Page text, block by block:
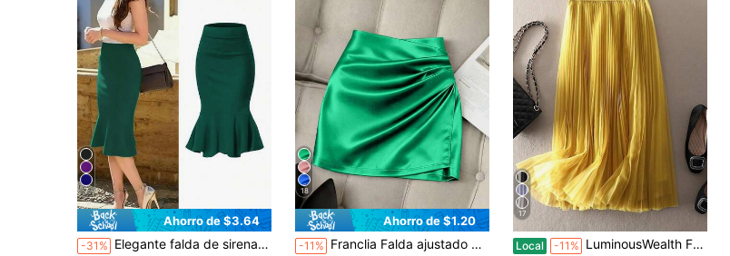
7
Ahorro de $3.64
-31% Elegante falda de sirena negra, diseño de cintura alta, dobladillo con volantes, lavable a máquina, adecuada para eventos de otoño
18
Ahorro de $1.20
-11% Franclia Falda ajustado plisada de cintura alta con dobladillo asimétrico brillante y elegante para mujeres, primavera/verano
17
Local -11% LuminousWealth Falda Elegante de Malla Plisada Línea A para Mujer Amarillo